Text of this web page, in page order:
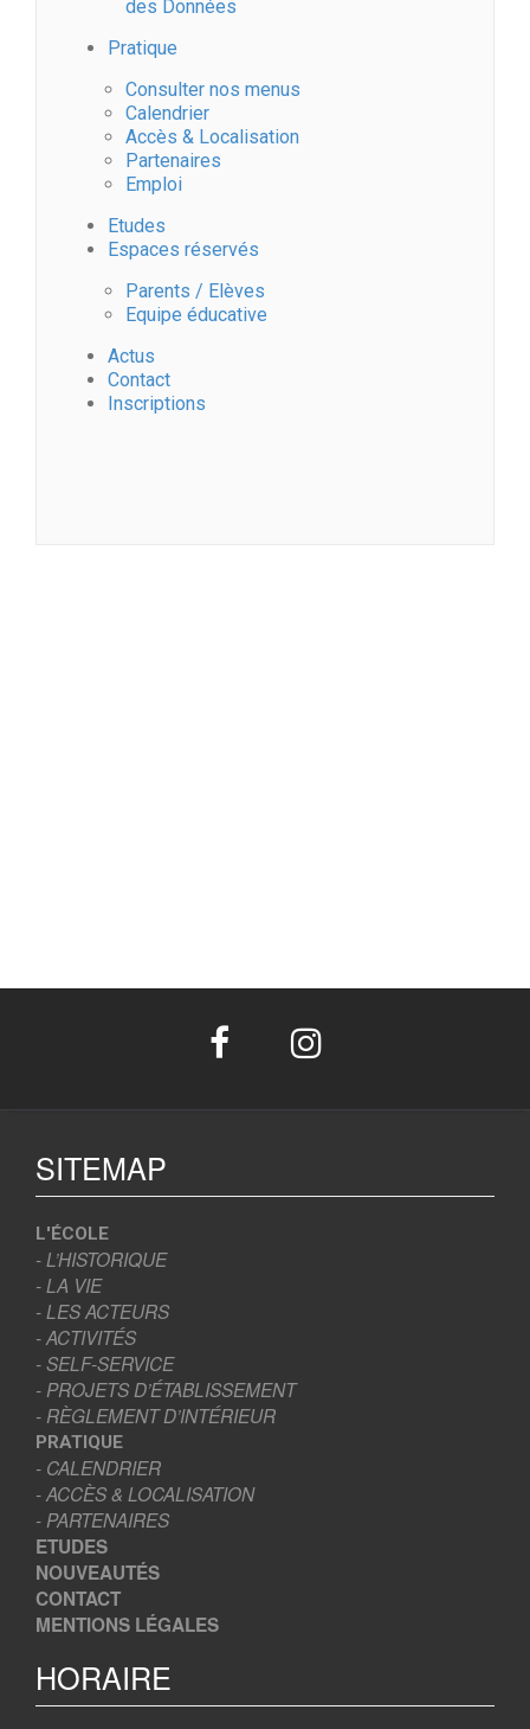
des Données
Pratique
Consulter nos menus
Calendrier
Accès & Localisation
Partenaires
Emploi
Etudes
Espaces réservés
Parents / Elèves
Equipe éducative
Actus
Contact
Inscriptions
SITEMAP
L'ÉCOLE
- L’HISTORIQUE
- LA VIE
- LES ACTEURS
- ACTIVITÉS
- SELF-SERVICE
- PROJETS D’ÉTABLISSEMENT
- RÈGLEMENT D’INTÉRIEUR
PRATIQUE
- CALENDRIER
- ACCÈS & LOCALISATION
- PARTENAIRES
ETUDES
NOUVEAUTÉS
CONTACT
MENTIONS LÉGALES
HORAIRE